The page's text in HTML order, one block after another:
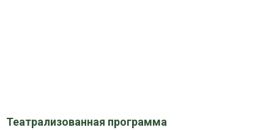
Театрализованная программа